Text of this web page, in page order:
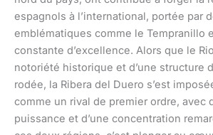
espagnols à l’international, portée par
emblématiques comme le Tempranillo
constante d’excellence. Alors que le
notoriété historique et d’une structure
rodée, la Ribera del Duero s’est
comme un rival de premier ordre, avec
puissance et d’une concentration